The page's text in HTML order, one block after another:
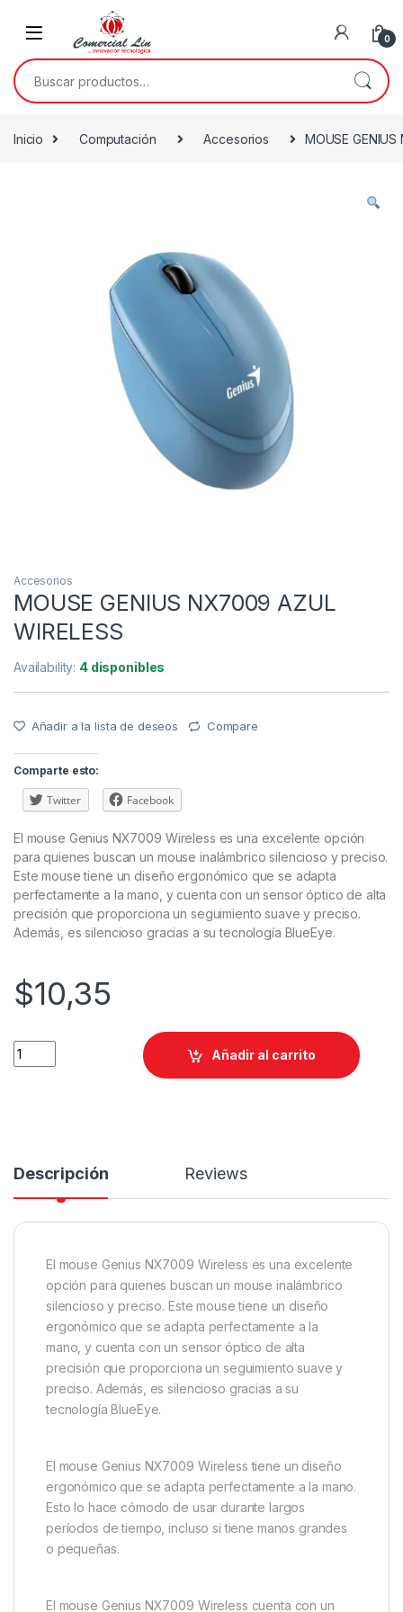
0
Inicio Computación Accesorios MOUSE
Accesorios
MOUSE GENIUS NX7009 AZUL
WIRELESS
Availability: 4 disponibles
Añadir a la lista de deseos Compare
Comparte esto:
Twitter Facebook
El mouse Genius NX7009 Wireless es una excelente opción
para quienes buscan un mouse inalámbrico silencioso y preciso.
Este mouse tiene un diseño ergonómico que se adapta
perfectamente a la mano, y cuenta con un sensor óptico de alta
precisión que proporciona un seguimiento suave y preciso.
Además, es silencioso gracias a su tecnología BlueEye.
$10,35
Añadir al carrito
Descripción Reviews
El mouse Genius NX7009 Wireless es una excelente
opción para quienes buscan un mouse inalámbrico
silencioso y preciso. Este mouse tiene un diseño
ergonómico que se adapta perfectamente a la
mano, y cuenta con un sensor óptico de alta
precisión que proporciona un seguimiento suave y
preciso. Además, es silencioso gracias a su
tecnología BlueEye.
El mouse Genius NX7009 Wireless tiene un diseño
ergonómico que se adapta perfectamente a la mano.
Esto lo hace cómodo de usar durante largos
períodos de tiempo, incluso si tiene manos grandes
o pequeñas.
El mouse Genius NX7009 Wireless cuenta con un